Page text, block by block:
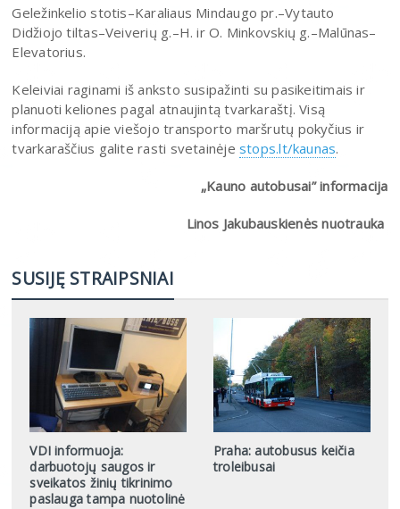
Geležinkelio stotis–Karaliaus Mindaugo pr.–Vytauto
Didžiojo tiltas–Veiverių g.–H. ir O. Minkovskių g.–Malūnas–
Elevatorius.
Keleiviai raginami iš anksto susipažinti su pasikeitimais ir
planuoti keliones pagal atnaujintą tvarkaraštį. Visą
informaciją apie viešojo transporto maršrutų pokyčius ir
tvarkaraščius galite rasti svetainėje stops.lt/kaunas.
„Kauno autobusai” informacija
Linos Jakubauskienės nuotrauka
SUSIJĘ STRAIPSNIAI
VDI informuoja:
darbuotojų saugos ir
sveikatos žinių tikrinimo
paslauga tampa nuotolinė
Praha: autobusus keičia
troleibusai